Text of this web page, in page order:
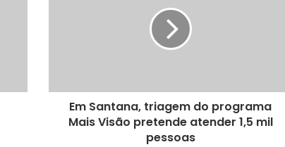
Em Santana, triagem do programa
Mais Visão pretende atender 1,5 mil
pessoas